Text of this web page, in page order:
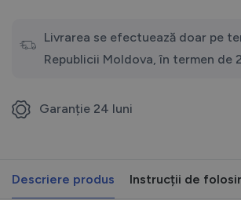
AQ-
510
Livrarea se efectuează doar pe
Republicii Moldova, în termen de
Garanție 24 luni
Descriere produs Instrucții de